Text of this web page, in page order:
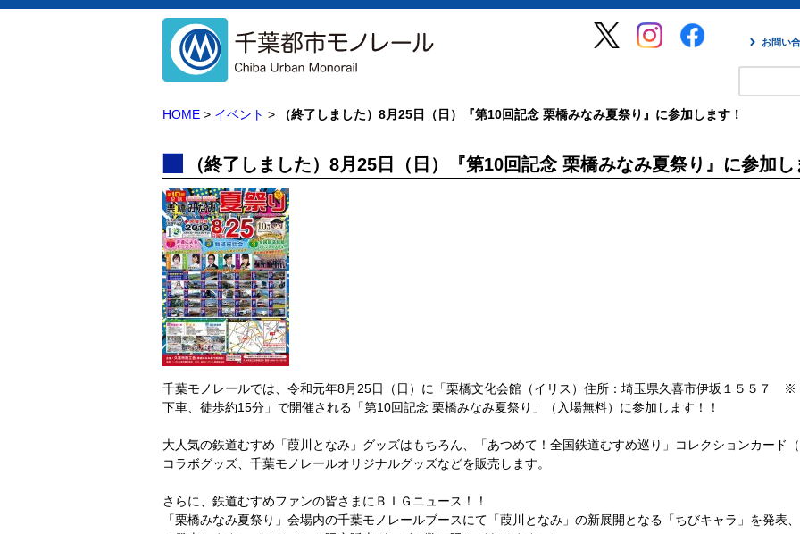
お問い
HOME > イベント > （終了しました）8月25日（日）『第10回記念 栗橋みなみ夏祭り』に参加します！
（終了しました）8月25日（日）『第10回記念 栗橋みなみ夏祭り』に参加
千葉モノレールでは、令和元年8月25日（日）に「栗橋文化会館（イリス）住所：埼玉県久喜市伊坂１５５７
下車、徒歩約15分」で開催される「第10回記念 栗橋みなみ夏祭り」（入場無料）に参加します！！
大人気の鉄道むすめ「葭川となみ」グッズはもちろん、「あつめて！全国鉄道むすめ巡り」コレクションカード
コラボグッズ、千葉モノレールオリジナルグッズなどを販売します。
さらに、鉄道むすめファンの皆さまにＢＩＧニュース！！
「栗橋みなみ夏祭り」会場内の千葉モノレールブースにて「葭川となみ」の新展開となる「ちびキャラ」を発表